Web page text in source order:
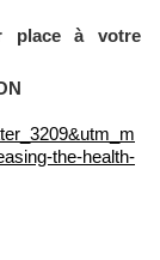
place à votre
the-health-